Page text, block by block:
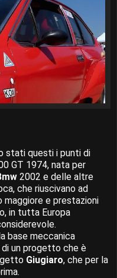
stati questi i punti di
GT 1974, nata per
2002 e delle altre
che riuscivano ad
maggiore e prestazioni
in tutta Europa
base meccanica
di un progetto che è
Giugiaro, che per la